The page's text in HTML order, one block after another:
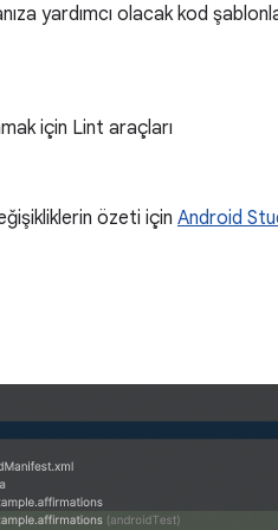
yardımcı olacak kod
için Lint araçları
özeti için Android